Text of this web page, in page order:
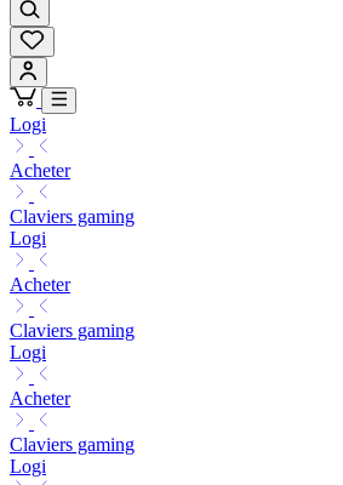
Logi
Acheter
Claviers gaming
Logi
Acheter
Claviers gaming
Logi
Acheter
Claviers gaming
Logi